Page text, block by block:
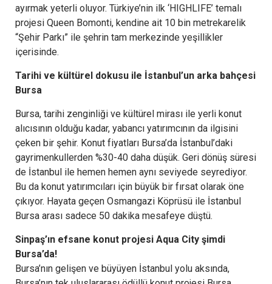
ayırmak yeterli oluyor. Türkiye’nin ilk ‘HIGHLIFE’ temalı
projesi Queen Bomonti, kendine ait 10 bin metrekarelik
“Şehir Parkı” ile şehrin tam merkezinde yeşillikler
içerisinde.
Tarihi ve kültürel dokusu ile İstanbul’un arka bahçesi
Bursa
Bursa, tarihi zenginliği ve kültürel mirası ile yerli konut
alıcısının olduğu kadar, yabancı yatırımcının da ilgisini
çeken bir şehir. Konut fiyatları Bursa’da İstanbul’daki
gayrimenkullerden %30-40 daha düşük. Geri dönüş süresi
de İstanbul ile hemen hemen aynı seviyede seyrediyor.
Bu da konut yatırımcıları için büyük bir fırsat olarak öne
çıkıyor. Hayata geçen Osmangazi Köprüsü ile İstanbul
Bursa arası sadece 50 dakika mesafeye düştü.
Sinpaş’ın efsane konut projesi Aqua City şimdi
Bursa’da!
Bursa’nın gelişen ve büyüyen İstanbul yolu aksında,